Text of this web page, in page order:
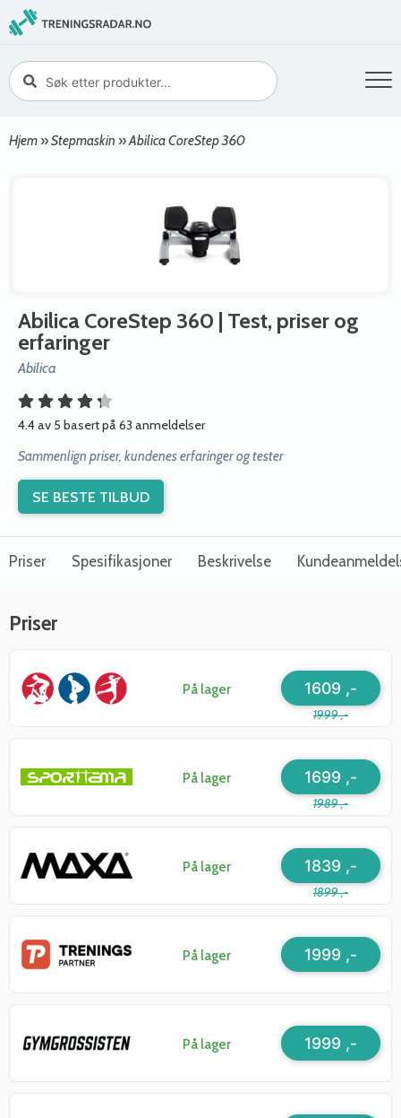
Hjem »Stepmaskin »Abilica CoreStep 360
Abilica CoreStep 360 | Test, priser og
erfaringer
Abilica
4.4 av 5 basert på 63 anmeldelser
Sammenlign priser, kundenes erfaringer og tester
SE BESTE TILBUD
Priser Spesifikasjoner Beskrivelse
Priser
På lager
1999 ,-
1609 ,-
På lager
1989 ,-
1699 ,-
På lager
1899 ,-
1839 ,-
På lager 1999 ,-
På lager 1999 ,-